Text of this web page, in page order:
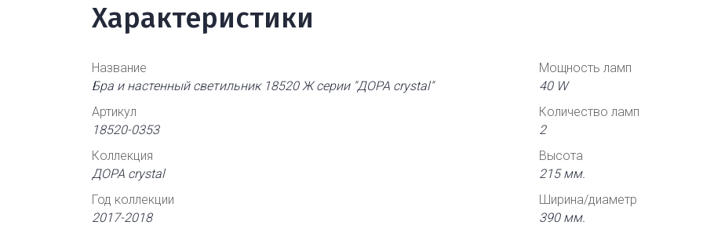
Характеристики
Название
Бра и настенный светильник 18520 Ж серии "ДОРА crystal"
Артикул
18520-0353
Коллекция
ДОРА crystal
Год коллекции
2017-2018
Мощность ламп
40 W
Количество ламп
2
Высота
215 мм.
Ширина/диаметр
390 мм.